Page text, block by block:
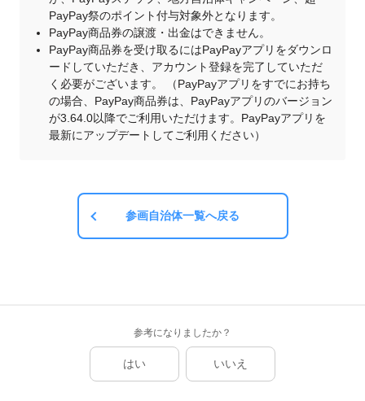
PayPay祭のポイント付与対象外となります。
PayPay商品券の譲渡・出金はできません。
PayPay商品券を受け取るにはPayPayアプリをダウンロ
ードしていただき、アカウント登録を完了していただ
く必要がございます。 （PayPayアプリをすでにお持ち
の場合、PayPay商品券は、PayPayアプリのバージョン
が3.64.0以降でご利用いただけます。PayPayアプリを
最新にアップデートしてご利用ください）
参画自治体一覧へ戻る
参考になりましたか？
はい いいえ